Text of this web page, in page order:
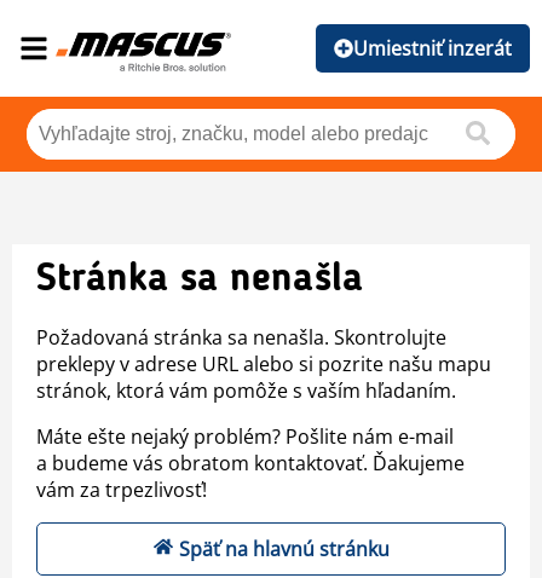
Umiestniť inzerát
Stránka sa nenašla
Požadovaná stránka sa nenašla. Skontrolujte
preklepy v adrese URL alebo si pozrite našu mapu
stránok, ktorá vám pomôže s vaším hľadaním.
Máte ešte nejaký problém? Pošlite nám e-mail
a budeme vás obratom kontaktovať. Ďakujeme
vám za trpezlivosť!
Späť na hlavnú stránku